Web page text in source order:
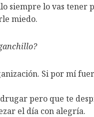
siempre lo vas tener
miedo.
Si por mí
pero que te
el día con alegría.